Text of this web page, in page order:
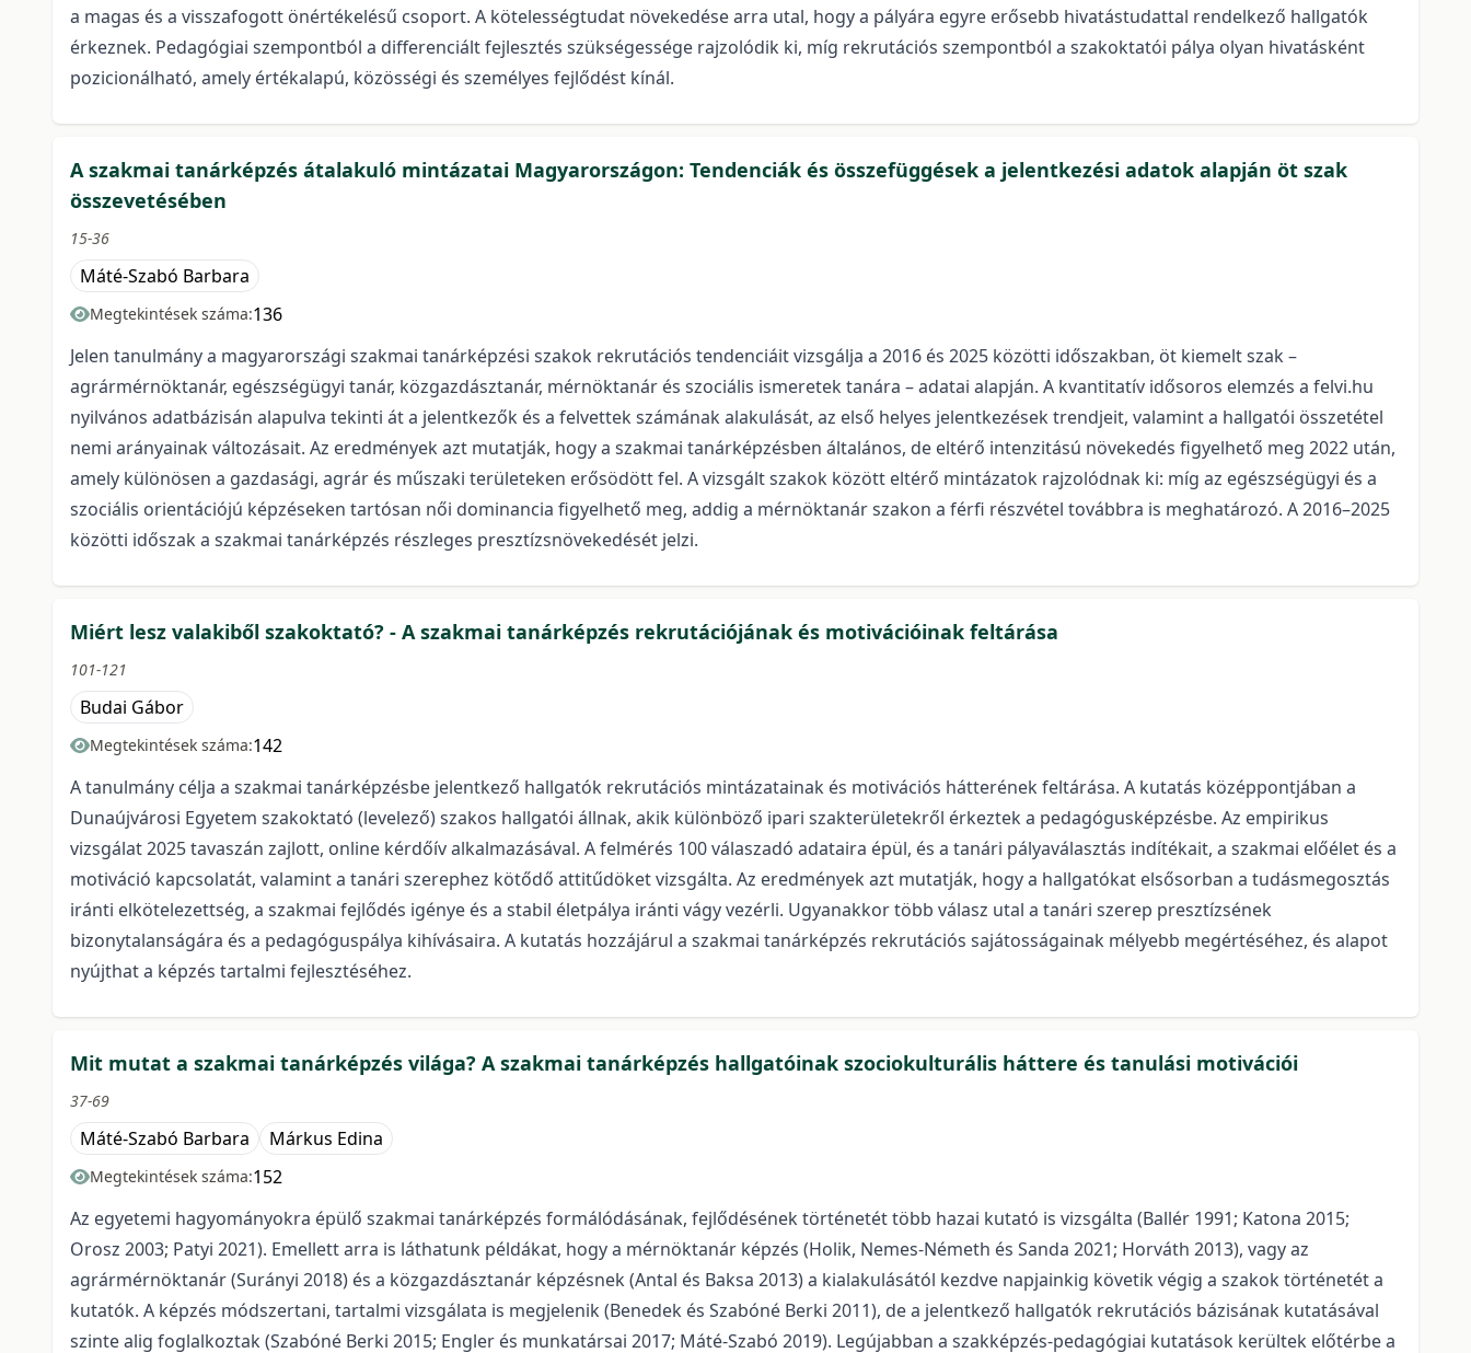
a magas és a visszafogott önértékelésű csoport. A kötelességtudat növekedése arra utal, hogy a pályára egyre erősebb hivatástudattal rendelkező hallgatók
érkeznek. Pedagógiai szempontból a differenciált fejlesztés szükségessége rajzolódik ki, míg rekrutációs szempontból a szakoktatói pálya olyan hivatásként
pozicionálható, amely értékalapú, közösségi és személyes fejlődést kínál.
A szakmai tanárképzés átalakuló mintázatai Magyarországon: Tendenciák és összefüggések a jelentkezési adatok alapján öt szak
összevetésében
15-36
Máté-Szabó Barbara
Megtekintések száma:136
Jelen tanulmány a magyarországi szakmai tanárképzési szakok rekrutációs tendenciáit vizsgálja a 2016 és 2025 közötti időszakban, öt kiemelt szak –
agrármérnöktanár, egészségügyi tanár, közgazdásztanár, mérnöktanár és szociális ismeretek tanára – adatai alapján. A kvantitatív idősoros elemzés a felvi.hu
nyilvános adatbázisán alapulva tekinti át a jelentkezők és a felvettek számának alakulását, az első helyes jelentkezések trendjeit, valamint a hallgatói összetétel
nemi arányainak változásait. Az eredmények azt mutatják, hogy a szakmai tanárképzésben általános, de eltérő intenzitású növekedés figyelhető meg 2022 után,
amely különösen a gazdasági, agrár és műszaki területeken erősödött fel. A vizsgált szakok között eltérő mintázatok rajzolódnak ki: míg az egészségügyi és a
szociális orientációjú képzéseken tartósan női dominancia figyelhető meg, addig a mérnöktanár szakon a férfi részvétel továbbra is meghatározó. A 2016–2025
közötti időszak a szakmai tanárképzés részleges presztízsnövekedését jelzi.
Miért lesz valakiből szakoktató? - A szakmai tanárképzés rekrutációjának és motivációinak feltárása
101-121
Budai Gábor
Megtekintések száma:142
A tanulmány célja a szakmai tanárképzésbe jelentkező hallgatók rekrutációs mintázatainak és motivációs hátterének feltárása. A kutatás középpontjában a
Dunaújvárosi Egyetem szakoktató (levelező) szakos hallgatói állnak, akik különböző ipari szakterületekről érkeztek a pedagógusképzésbe. Az empirikus
vizsgálat 2025 tavaszán zajlott, online kérdőív alkalmazásával. A felmérés 100 válaszadó adataira épül, és a tanári pályaválasztás indítékait, a szakmai előélet és a
motiváció kapcsolatát, valamint a tanári szerephez kötődő attitűdöket vizsgálta. Az eredmények azt mutatják, hogy a hallgatókat elsősorban a tudásmegosztás
iránti elkötelezettség, a szakmai fejlődés igénye és a stabil életpálya iránti vágy vezérli. Ugyanakkor több válasz utal a tanári szerep presztízsének
bizonytalanságára és a pedagóguspálya kihívásaira. A kutatás hozzájárul a szakmai tanárképzés rekrutációs sajátosságainak mélyebb megértéséhez, és alapot
nyújthat a képzés tartalmi fejlesztéséhez.
Mit mutat a szakmai tanárképzés világa? A szakmai tanárképzés hallgatóinak szociokulturális háttere és tanulási motivációi
37-69
Máté-Szabó Barbara Márkus Edina
Megtekintések száma:152
Az egyetemi hagyományokra épülő szakmai tanárképzés formálódásának, fejlődésének történetét több hazai kutató is vizsgálta (Ballér 1991; Katona 2015;
Orosz 2003; Patyi 2021). Emellett arra is láthatunk példákat, hogy a mérnöktanár képzés (Holik, Nemes-Németh és Sanda 2021; Horváth 2013), vagy az
agrármérnöktanár (Surányi 2018) és a közgazdásztanár képzésnek (Antal és Baksa 2013) a kialakulásától kezdve napjainkig követik végig a szakok történetét a
kutatók. A képzés módszertani, tartalmi vizsgálata is megjelenik (Benedek és Szabóné Berki 2011), de a jelentkező hallgatók rekrutációs bázisának kutatásával
szinte alig foglalkoztak (Szabóné Berki 2015; Engler és munkatársai 2017; Máté-Szabó 2019). Legújabban a szakképzés-pedagógiai kutatások kerültek előtérbe a